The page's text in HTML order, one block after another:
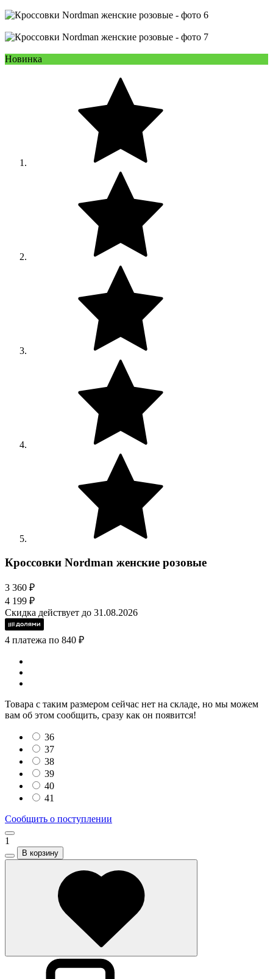
Новинка
Кроссовки Nordman женские розовые
3 360 ₽
4 199 ₽
Скидка действует до 31.08.2026
4 платежа по 840 ₽
Товара с таким размером сейчас нет на складе, но мы можем
вам об этом сообщить, сразу как он появится!
36
37
38
39
40
41
Сообщить о поступлении
1
В корзину